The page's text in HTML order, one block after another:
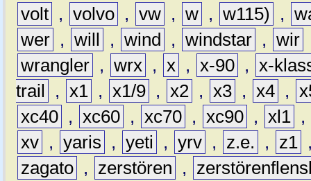
volt , volvo , vw , w , w115) ,
wer , will , wind , windstar , wir
wrangler , wrx , x , x-90 , x-
trail
, x1 , x1/9 , x2 , x3 , x4 ,
xc40 , xc60 , xc70 , xc90 , xl1 ,
xv , yaris , yeti , yrv , z.e. , z1
zagato , zerstören ,